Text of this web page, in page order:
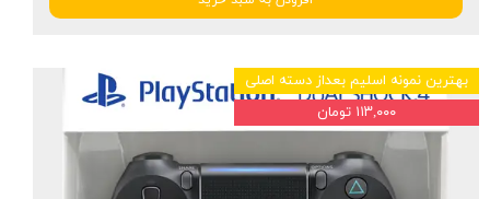
بهترین نمونه اسلیم بعداز دسته اصلی
۱۱۳,۰۰۰ تومان